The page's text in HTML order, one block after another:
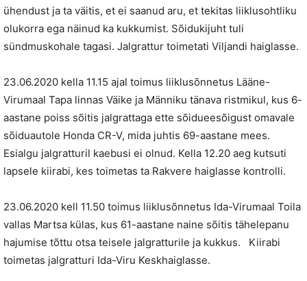
ühendust ja ta väitis, et ei saanud aru, et tekitas liiklusohtliku
olukorra ega näinud ka kukkumist. Sõidukijuht tuli
sündmuskohale tagasi. Jalgrattur toimetati Viljandi haiglasse.
23.06.2020 kella 11.15 ajal toimus liiklusõnnetus Lääne-
Virumaal Tapa linnas Väike ja Männiku tänava ristmikul, kus 6-
aastane poiss sõitis jalgrattaga ette sõidueesõigust omavale
sõiduautole Honda CR-V, mida juhtis 69-aastane mees.
Esialgu jalgratturil kaebusi ei olnud. Kella 12.20 aeg kutsuti
lapsele kiirabi, kes toimetas ta Rakvere haiglasse kontrolli.
23.06.2020 kell 11.50 toimus liiklusõnnetus Ida-Virumaal Toila
vallas Martsa külas, kus 61-aastane naine sõitis tähelepanu
hajumise tõttu otsa teisele jalgratturile ja kukkus. Kiirabi
toimetas jalgratturi Ida-Viru Keskhaiglasse.